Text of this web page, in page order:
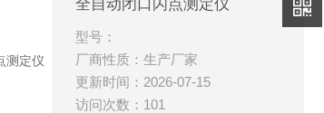
全自动闭口闪点测定仪
型号：
厂商性质：生产厂家
更新时间：2026-07-15
访问次数：101